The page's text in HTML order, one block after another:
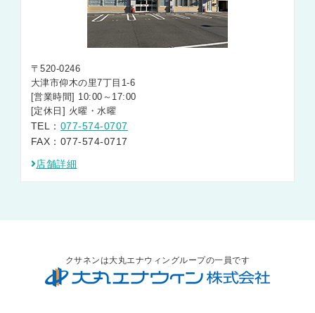
〒520-0246
大津市仰木の里7丁目1-6
[営業時間] 10:00～17:00
[定休日] 火曜・水曜
TEL： 077-574-0707
FAX：077-574-0717
店舗詳細
クサネンは大丸エナウィングループの一員です